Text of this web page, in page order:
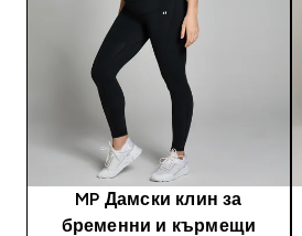
MP Дамски клин за
бременни и кърмещи